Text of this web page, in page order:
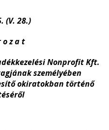
(V. 28.)
z a t
Nonprofit Kft.
személyében
okiratokban történő